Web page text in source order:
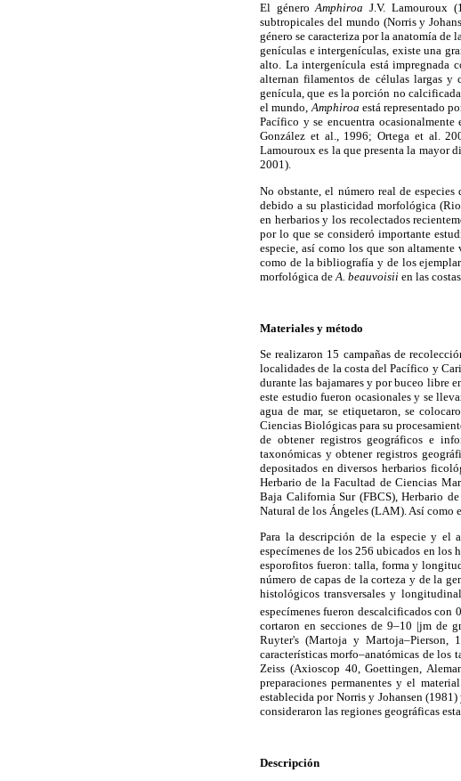
El géneroAmphiroaJ.V. Lamouroux
subtropicales del mundo (Norris y
género se caracteriza por la anatomía de
genículas e intergenículas, existe una
alto. La intergenícula está impregnada
alternan filamentos de células largas
genícula, que es la porción no
el mundo,Amphiroa está representado
Pacífico y se encuentra
González et al., 1996; Ortega et al.
Lamouroux es la que presenta la mayor
2001).
No obstante, el número real de especies
debido a su plasticidad morfológica
en herbarios y los recolectados
por lo que se consideró importante
especie, así como los que son
como de la bibliografía y de los
morfológica de A. beauvoisii en las
Materiales y método
Se realizaron 15 campañas de
localidades de la costa del Pacífico y
durante las bajamares y por buceo libre
este estudio fueron ocasionales y se
agua de mar, se etiquetaron, se
Ciencias Biológicas para su
de obtener registros geográficos e
taxonómicas y obtener registros
depositados en diversos herbarios
Herbario de la Facultad de Ciencias
Baja California Sur (FBCS), Herbario
Natural de los Ángeles (LAM). Así como
Para la descripción de la especie y el
especímenes de los 256 ubicados en los
esporofitos fueron: talla, forma y
número de capas de la corteza y de la
histológicos transversales y
especímenes fueron descalcificados con
cortaron en secciones de 9–10 |jm de
Ruyter's (Martoja y
características morfo–anatómicas de los
Zeiss (Axioscop 40, Goettingen,
preparaciones permanentes y el
establecida por Norris y Johansen
consideraron las regiones geográficas
Descripción